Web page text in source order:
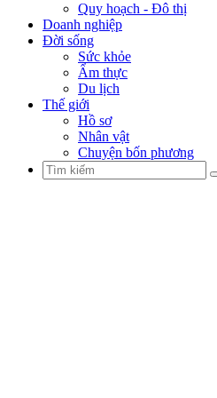
Quy hoạch - Đô thị
Doanh nghiệp
Đời sống
Sức khỏe
Ẩm thực
Du lịch
Thế giới
Hồ sơ
Nhân vật
Chuyện bốn phương